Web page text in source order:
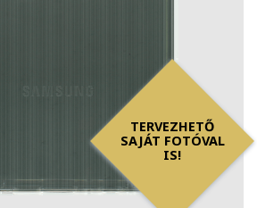
TERVEZHETŐ
SAJÁT FOTÓVAL
IS!